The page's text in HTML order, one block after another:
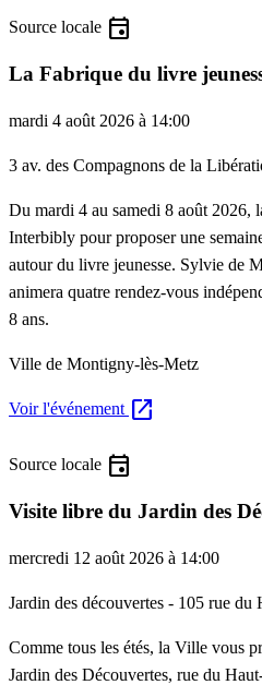
Source locale event
La Fabrique du livre
mardi 4 août 2026 à 14:00
3 av. des Compagnons de la
Du mardi 4 au samedi 8 août 2026,
Interbibly pour proposer une
autour du livre jeunesse. Sylvie de
animera quatre rendez-vous
8 ans.
Ville de Montigny-lès-Metz
Voir l'événement open_in_new
Source locale event
Visite libre du Jardin des
mercredi 12 août 2026 à 14:00
Jardin des découvertes - 105 rue
Comme tous les étés, la Ville vous
Jardin des Découvertes, rue du